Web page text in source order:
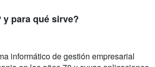
y para qué sirve?
informático de gestión empresarial